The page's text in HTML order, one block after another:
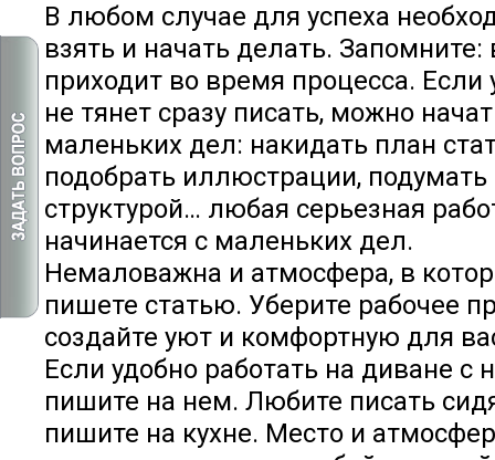
В любом случае для успеха
взять и начать делать.
приходит во время процесса. Если
не тянет сразу писать, можно
маленьких дел: накидать план
подобрать иллюстрации, подумать
структурой… любая серьезная
начинается с маленьких дел.
Немаловажна и атмосфера, в
пишете статью. Уберите рабочее
создайте уют и комфортную для
Если удобно работать на диване с
пишите на нем. Любите писать
пишите на кухне. Место и